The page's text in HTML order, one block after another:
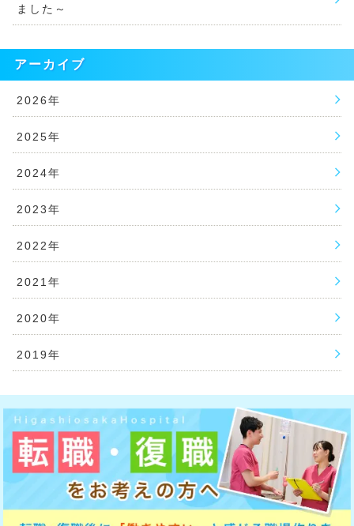
ました～
アーカイブ
2026年
2025年
2024年
2023年
2022年
2021年
2020年
2019年